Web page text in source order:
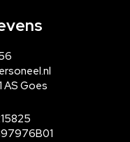
AS Goes